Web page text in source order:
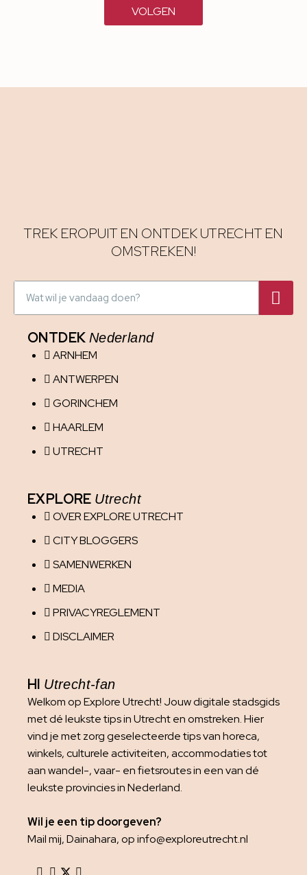
VOLGEN
TREK EROPUIT EN ONTDEK UTRECHT EN
OMSTREKEN!
ONTDEK Nederland
ARNHEM
ANTWERPEN
GORINCHEM
HAARLEM
UTRECHT
EXPLORE Utrecht
OVER EXPLORE UTRECHT
CITY BLOGGERS
SAMENWERKEN
MEDIA
PRIVACYREGLEMENT
DISCLAIMER
HI Utrecht-fan
Welkom op Explore Utrecht! Jouw digitale stadsgids
met dé leukste tips in Utrecht en omstreken. Hier
vind je met zorg geselecteerde tips van horeca,
winkels, culturele activiteiten, accommodaties tot
aan wandel-, vaar- en fietsroutes in een van dé
leukste provincies in Nederland.
Wil je een tip doorgeven?
Mail mij, Dainahara, op info@exploreutrecht.nl